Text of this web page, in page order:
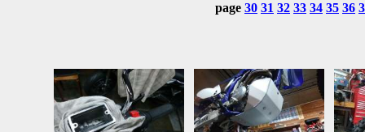
page 30 31 32 33 34 35 36